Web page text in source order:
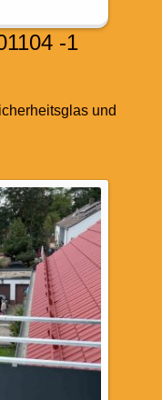
-1
und